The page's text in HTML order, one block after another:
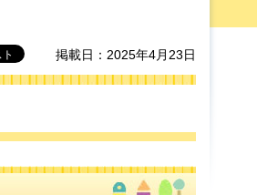
掲載日：2025年4月23日